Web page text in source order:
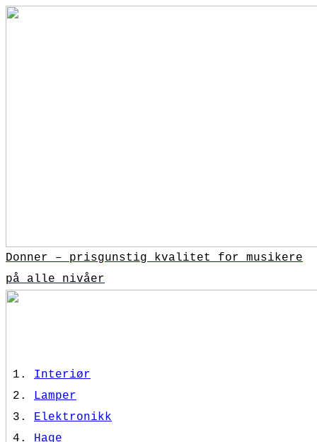
Donner – prisgunstig kvalitet for musikere
på alle nivåer
Interiør
Lamper
Elektronikk
Hage